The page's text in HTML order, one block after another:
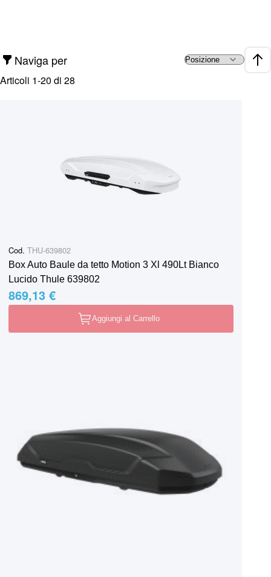
Naviga per
Articoli 1-20 di 28
Cod. THU-639802
Box Auto Baule da tetto Motion 3 Xl 490Lt Bianco
Lucido Thule 639802
869,13 €
Aggiungi al Carrello